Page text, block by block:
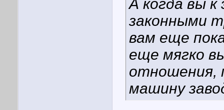
А когда вы
законными
вам еще
еще мягко
отношения,
машину